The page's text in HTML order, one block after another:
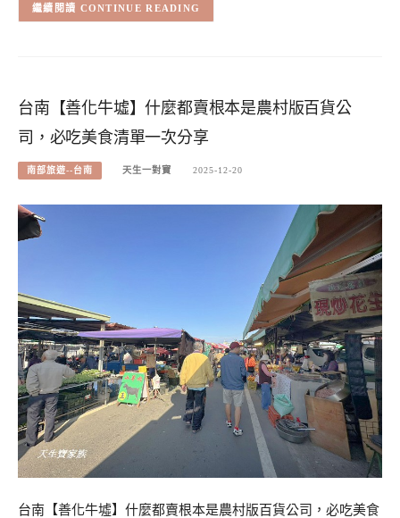
CONTINUE READING
台南【善化牛墟】什麼都賣根本是農村版百貨公
司，必吃美食清單一次分享
南部旅遊--台南 天生一對寶 2025-12-20
台南【善化牛墟】什麼都賣根本是農村版百貨公司，必吃美食